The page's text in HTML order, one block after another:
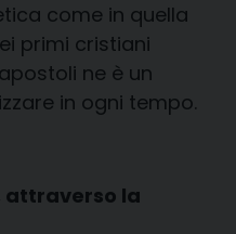
come in quella
primi cristiani
ne è un
in ogni tempo.
attraverso la